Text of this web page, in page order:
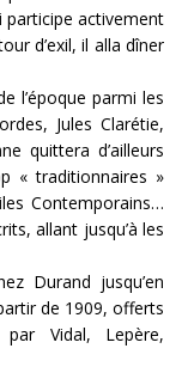
participe activement
d’exil, il alla dîner
l’époque parmi les
Jules Clarétie,
quittera d’ailleurs
« traditionnaires »
Contemporains…
allant jusqu’à les
Durand jusqu’en
de 1909, offerts
Vidal, Lepère,